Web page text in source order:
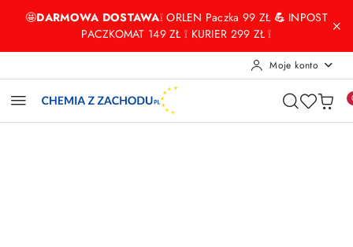
Przejdź do treści głównej
Przejdź do wyszukiwarki
Przejdź do moje konto
Przejdź do menu głównego
Przejdź do opisu produktu
Przejdź do stopki
🤩DARMOWA DOSTAWA❕ ORLEN Paczka 99 ZŁ💪 INPOST
PACZKOMAT 149 ZŁ ❕ KURIER 299 ZŁ ❕
Moje konto